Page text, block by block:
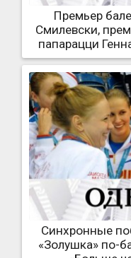
Премьер
Смилевски,
папарацци
Синхронные
«Золушка» по-